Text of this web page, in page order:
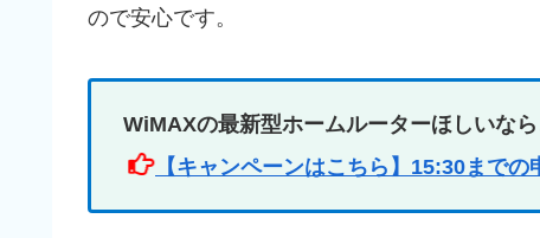
ので安心です。
WiMAXの最新型ホームルーターほしいなら
【キャンペーンはこちら】15:30まで